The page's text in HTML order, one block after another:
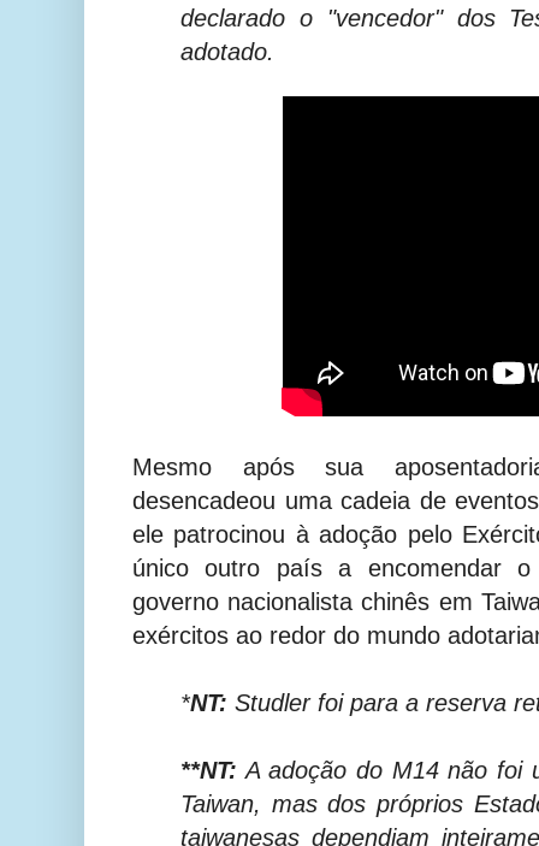
declarado o "vencedor" dos
adotado.
Mesmo após sua
desencadeou uma cadeia de
ele patrocinou à adoção pelo
único outro país a encomendar
governo nacionalista chinês em
exércitos ao redor do mundo
*NT: Studler foi para a reserva
**NT: A adoção do M14 não foi
Taiwan, mas dos próprios
taiwanesas dependiam